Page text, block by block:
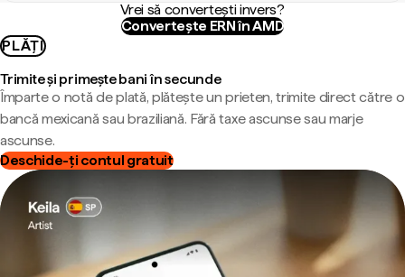
Vrei să convertești invers?
Convertește ERN în AMD
PLĂȚI
Trimite și primește bani în secunde
Împarte o notă de plată, plătește un prieten, trimite direct către o
bancă mexicană sau braziliană. Fără taxe ascunse sau marje
ascunse.
Deschide-ți contul gratuit